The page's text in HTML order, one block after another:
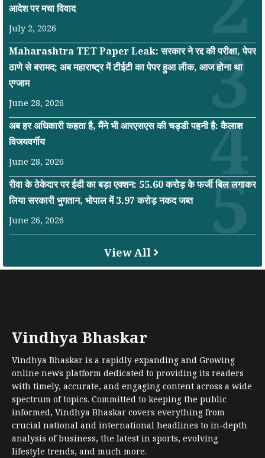
आदेश पर मचा विवाद
July 2, 2026
Maharashtra TET Paper Leak: सरकार ने रद्द की परीक्षा, पेपर
ठाणे से बरामद; अब महाराष्ट्र में टीईटी का पेपर हुआ लीक, आज होना था
एग्जाम
June 28, 2026
अब हर अधिकारी कहता है, मैंने भी आरएसएस की चड्डी पहनी है: कैलाश
विजयवर्गीय
June 28, 2026
रीवा के ठेकेदार पर ईडी का बड़ा एक्शन: 55.60 करोड़ के फर्जी बिल लगाकर
लिया सरकारी भुगतान, भोपाल में 3.97 करोड़ नकद जब्त
June 26, 2026
View All
Vindhya Bhaskar
Vindhya Bhaskar is a rapidly expanding and Growing
online news platform dedicated to providing its readers
with timely, accurate, and engaging content across a wide
spectrum of topics. Committed to keeping the public
informed, Vindhya Bhaskar covers everything from
crucial national and international headlines to in-depth
analysis of business, the latest in sports, evolving
lifestyle trends, and much more.